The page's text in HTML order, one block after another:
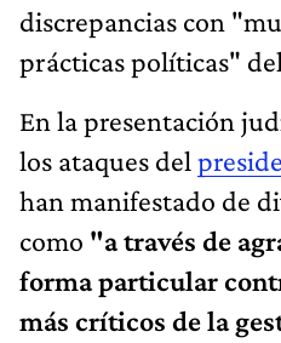
discrepancias con
prácticas políticas"
En la presentación
los ataques del
han manifestado de
como "a través de
forma particular
más críticos de la